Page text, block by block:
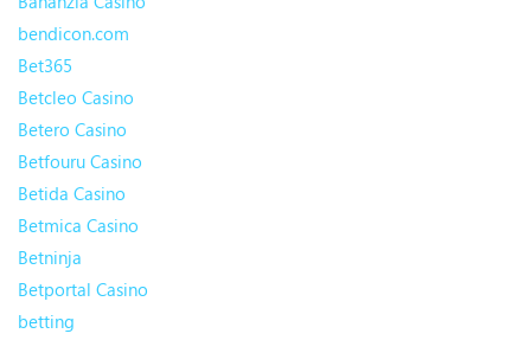
bendicon.com
Bet365
Betcleo Casino
Betero Casino
Betfouru Casino
Betida Casino
Betmica Casino
Betninja
Betportal Casino
betting